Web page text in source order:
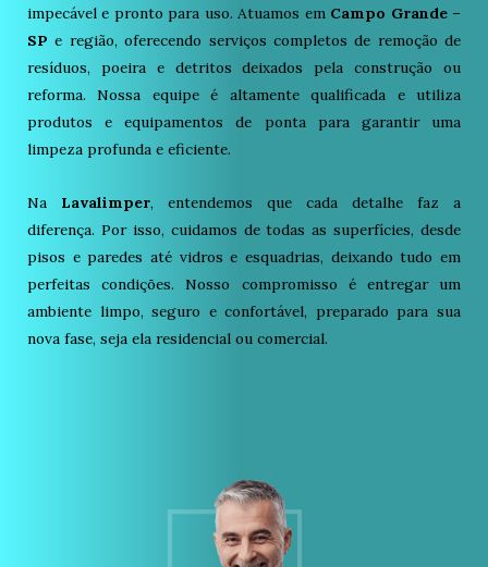
impecável e pronto para uso. Atuamos em Campo Grande –
SP e região, oferecendo serviços completos de remoção de
resíduos, poeira e detritos deixados pela construção ou
reforma. Nossa equipe é altamente qualificada e utiliza
produtos e equipamentos de ponta para garantir uma
limpeza profunda e eficiente.
Na Lavalimper, entendemos que cada detalhe faz a
diferença. Por isso, cuidamos de todas as superfícies, desde
pisos e paredes até vidros e esquadrias, deixando tudo em
perfeitas condições. Nosso compromisso é entregar um
ambiente limpo, seguro e confortável, preparado para sua
nova fase, seja ela residencial ou comercial.